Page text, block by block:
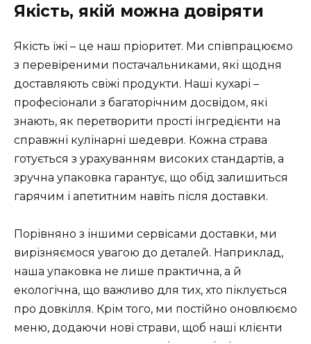
Якість, якій можна довіряти
Якість їжі – це наш пріоритет. Ми співпрацюємо
з перевіреними постачальниками, які щодня
доставляють свіжі продукти. Наші кухарі –
професіонали з багаторічним досвідом, які
знають, як перетворити прості інгредієнти на
справжні кулінарні шедеври. Кожна страва
готується з урахуванням високих стандартів, а
зручна упаковка гарантує, що обід залишиться
гарячим і апетитним навіть після доставки.
Порівняно з іншими сервісами доставки, ми
вирізняємося увагою до деталей. Наприклад,
наша упаковка не лише практична, а й
екологічна, що важливо для тих, хто піклується
про довкілля. Крім того, ми постійно оновлюємо
меню, додаючи нові страви, щоб наші клієнти